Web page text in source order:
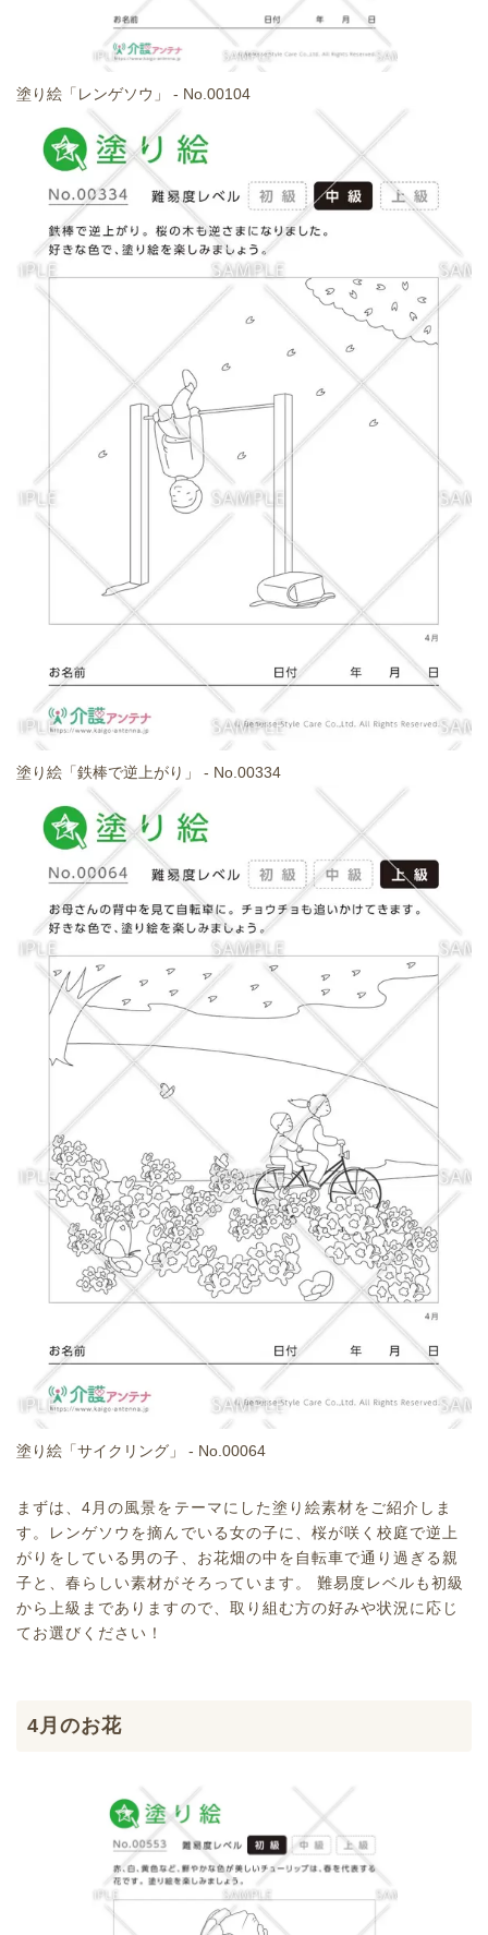
塗り絵「レンゲソウ」 - No.00104
塗り絵「鉄棒で逆上がり」 - No.00334
塗り絵「サイクリング」 - No.00064
まずは、4月の風景をテーマにした塗り絵素材をご紹介しま
す。レンゲソウを摘んでいる女の子に、桜が咲く校庭で逆上
がりをしている男の子、お花畑の中を自転車で通り過ぎる親
子と、春らしい素材がそろっています。 難易度レベルも初級
から上級までありますので、取り組む方の好みや状況に応じ
てお選びください！
4月のお花